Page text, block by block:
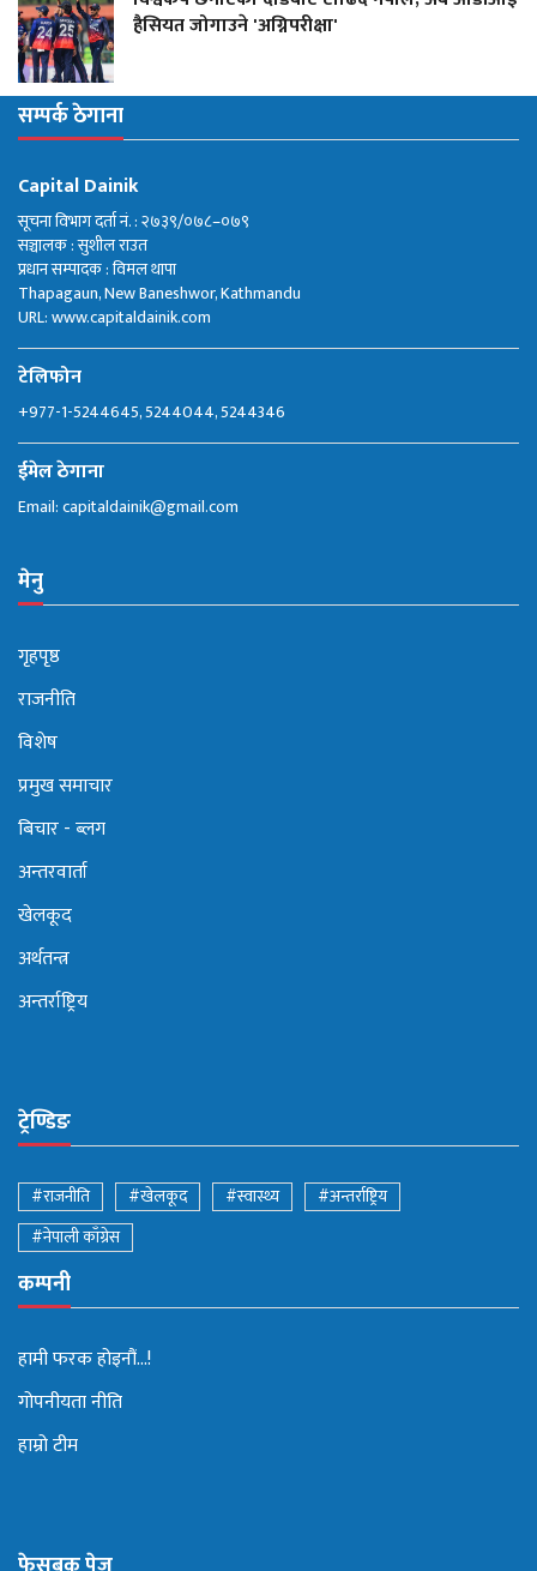
हैसियत जोगाउने 'अग्निपरीक्षा'
सम्पर्क ठेगाना
Capital Dainik
सूचना विभाग दर्ता नं. : २७३९/०७८–०७९
सञ्चालक : सुशील राउत
प्रधान सम्पादक : विमल थापा
Thapagaun, New Baneshwor, Kathmandu
URL: www.capitaldainik.com
टेलिफोन
+977-1-5244645, 5244044, 5244346
ईमेल ठेगाना
Email:capitaldainik@gmail.com
मेनु
गृहपृष्ठ
राजनीति
विशेष
प्रमुख समाचार
बिचार - ब्लग
अन्तरवार्ता
खेलकूद
अर्थतन्त्र
अन्तर्राष्ट्रिय
ट्रेण्डिङ
#राजनीति #खेलकूद #स्वास्थ्य
#अन्तर्राष्ट्रिय
#नेपाली काँग्रेस
कम्पनी
हामी फरक होइनौं...!
गोपनीयता नीति
हाम्रो टीम